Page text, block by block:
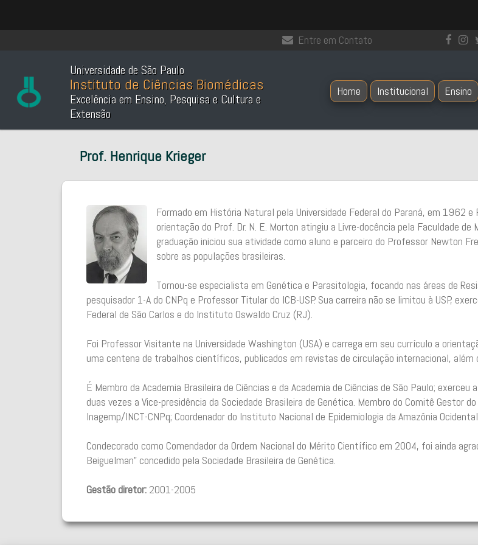
Entre em Contato
Universidade de São Paulo
Instituto de Ciências Biomédicas
Excelência em Ensino, Pesquisa e Cultura e
Extensão
Home Institucional Ensino
Prof. Henrique Krieger
Formado em História Natural pela Universidade Federal do Paraná, em 1962
orientação do Prof. Dr. N. E. Morton atingiu a Livre-docência pela Faculdade de
graduação iniciou sua atividade como aluno e parceiro do Professor Newton
sobre as populações brasileiras.
Tornou-se especialista em Genética e Parasitologia, focando nas áreas de
pesquisador 1-A do CNPq e Professor Titular do ICB-USP. Sua carreira não se limitou à USP,
Federal de São Carlos e do Instituto Oswaldo Cruz (RJ).
Foi Professor Visitante na Universidade Washington (USA) e carrega em seu currículo a
uma centena de trabalhos científicos, publicados em revistas de circulação internacional, além
É Membro da Academia Brasileira de Ciências e da Academia de Ciências de São Paulo;
duas vezes a Vice-presidência da Sociedade Brasileira de Genética. Membro do Comitê Gestor
Inagemp/INCT-CNPq; Coordenador do Instituto Nacional de Epidemiologia da Amazônia
Condecorado como Comendador da Ordem Nacional do Mérito Científico em 2004, foi ainda
Beiguelman” concedido pela Sociedade Brasileira de Genética.
Gestão diretor: 2001-2005